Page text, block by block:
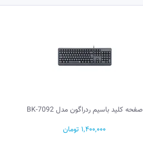
صفحه کلید باسیم ردراگون مدل BK-7092
1,400,000 تومان